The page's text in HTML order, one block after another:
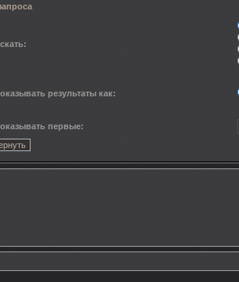
результаты как:
первые: